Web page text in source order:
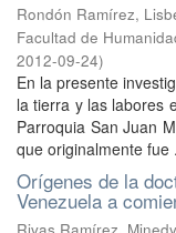
Rondón Ramírez,
Facultad de
2012-09-24)
En la presente
la tierra y las labores
Parroquia San Juan
que originalmente fue
Orígenes de la
Venezuela a